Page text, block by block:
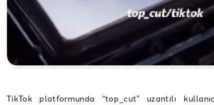
TikTok platformunda “top_cut” uzantılı